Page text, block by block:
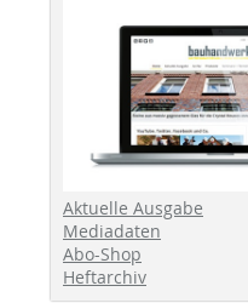
Aktuelle Ausgabe
Mediadaten
Abo-Shop
Heftarchiv